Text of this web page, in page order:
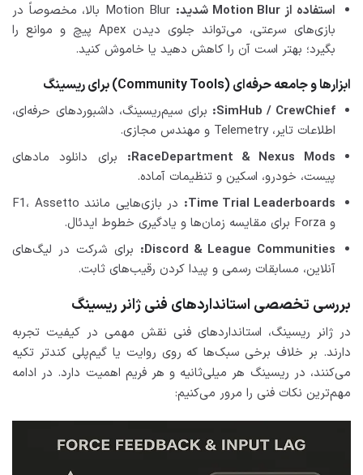
استفاده از Motion Blur شدید:
Motion Blur بالا، مخصوصاً در
بازی‌های سرعتی، می‌تواند جلوی دیدن Apex پیچ و موانع را
بگیرد؛ بهتر است آن را کاهش دهید یا خاموش کنید.
ابزارها و جامعه حرفه‌ای (Community Tools) برای ریسینگ
SimHub / CrewChief: برای سیم‌ریسینگ، داشبوردهای حرفه‌ای،
اطلاعات تایر، Telemetry و مهندس مجازی.
RaceDepartment & Nexus Mods:
برای دانلود مادهای
پیست، خودرو، اسکین و تنظیمات آماده.
Time Trial Leaderboards:
در بازی‌هایی مانند F1، Assetto
و Forza برای مقایسه زمان‌ها و یادگیری خطوط ایدئال.
Discord & League Communities:
برای شرکت در لیگ‌های
آنلاین، مسابقات رسمی و پیدا کردن رقیب‌های ثابت.
بررسی تخصصی استانداردهای فنی ژانر ریسینگ
در ژانر ریسینگ، استانداردهای فنی نقش مهمی در کیفیت تجربه
دارند. بر خلاف برخی سبک‌ها که روی روایت یا گیم‌پلی کندتر تکیه
می‌کنند، در ریسینگ هر میلی‌ثانیه و هر فریم اهمیت دارد. در ادامه
مهم‌ترین نکات فنی را مرور می‌کنیم: